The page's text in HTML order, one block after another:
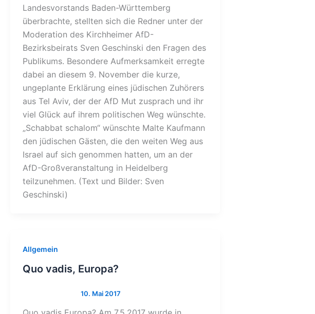
Landesvorstands Baden-Württemberg
überbrachte, stellten sich die Redner unter der
Moderation des Kirchheimer AfD-
Bezirksbeirats Sven Geschinski den Fragen des
Publikums. Besondere Aufmerksamkeit erregte
dabei an diesem 9. November die kurze,
ungeplante Erklärung eines jüdischen Zuhörers
aus Tel Aviv, der der AfD Mut zusprach und ihr
viel Glück auf ihrem politischen Weg wünschte.
„Schabbat schalom“ wünschte Malte Kaufmann
den jüdischen Gästen, die den weiten Weg aus
Israel auf sich genommen hatten, um an der
AfD-Großveranstaltung in Heidelberg
teilzunehmen. (Text und Bilder: Sven
Geschinski)
Allgemein
Quo vadis, Europa?